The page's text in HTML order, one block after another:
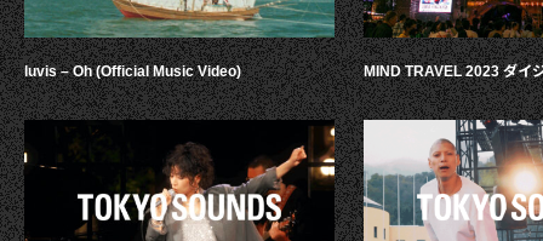
luvis – Oh (Official Music Video) MIND TRAVEL 2023 ダイ